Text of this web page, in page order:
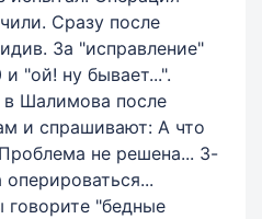
Сразу после
За "исправление"
"ой! ну бывает...".
в Шалимова после
и спрашивают: А что
не решена... 3-
оперироваться...
говорите "бедные